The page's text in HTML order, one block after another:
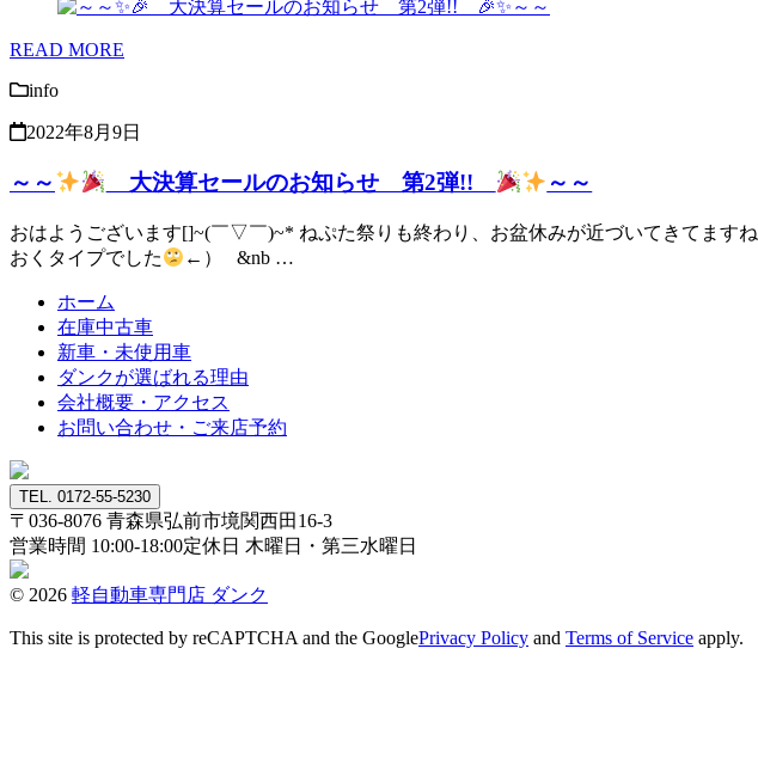
READ MORE
info
2022年8月9日
～～ 大決算セールのお知らせ 第2弾!! ～～
おはようございます[]~(￣▽￣)~* ねぷた祭りも終わり、お盆休みが近づいてきてますね
おくタイプでした
←） &nb …
ホーム
在庫中古車
新車・未使用車
ダンクが選ばれる理由
会社概要・アクセス
お問い合わせ・ご来店予約
TEL. 0172-55-5230
〒036-8076 青森県弘前市境関西田16-3
営業時間 10:00-18:00定休日 木曜日・第三水曜日
© 2026 軽自動車専門店 ダンク
This site is protected by reCAPTCHA and the GooglePrivacy Policy and Terms of Service apply.